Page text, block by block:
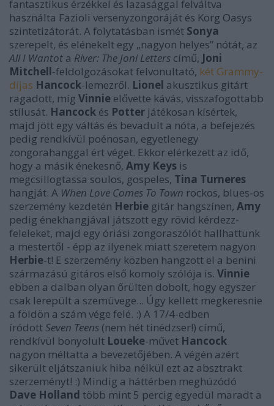
fantasztikus érzékkel és lazasággal felváltva
használta Fazioli versenyzongoráját és Korg Oasys
szintetizátorát. A folytatásban ismét Sonya
szerepelt, és elénekelt egy „nagyon helyes” nótát, az
All I Wantot a River: The Joni Letters című, Joni
Mitchell-feldolgozásokat felvonultató, két Grammy-
díjas Hancock-lemezről. Lionel akusztikus gitárt
ragadott, míg Vinnie elővette kávás, visszafogottabb
stílusát. Hancock és Potter játékosan kísértek,
majd jött egy váltás és bevadult a nóta, a befejezés
pedig rendkívül poénosan, egyetlenegy
zongorahanggal ért véget. Ekkor elérkezett az idő,
hogy a másik énekesnő, Amy Keys is
megcsillogtassa soulos, gospeles, Tina Turneres
hangját. A When Love Comes To Town rockos, blues-os
szerzemény kezdetén Herbie gitár hangszínen, Amy
pedig énekhangjával játszott egy rövid kérdezz-
feleleket, majd egy óriási zongoraszólót hallhattunk
a mestertől - épp az ilyenek miatt szeretem nagyon
Herbie-t! E szerzemény közben hangzott el a benini
származású gitáros első komoly szólója is. Vinnie
ebben a dalban olyan őrülten dobolt, hogy egyszer
csak lerepült a szemüvege... Úgy kellett megkeresnie
a földön a szám vége felé. :) A 17/4-edben
íródott Seven Teens (nem hét tinédzser!) című,
rendkívül bonyolult Loueke-művet Hancock
nagyon méltatta a bevezetőjében. A végén azért
sikerült eljátszaniuk hiba nélkül ezt az absztrakt
szerzeményt! :) Mindig a háttérben meghúzódó
Dave Holland több mint 5 percig egyedül maradt a